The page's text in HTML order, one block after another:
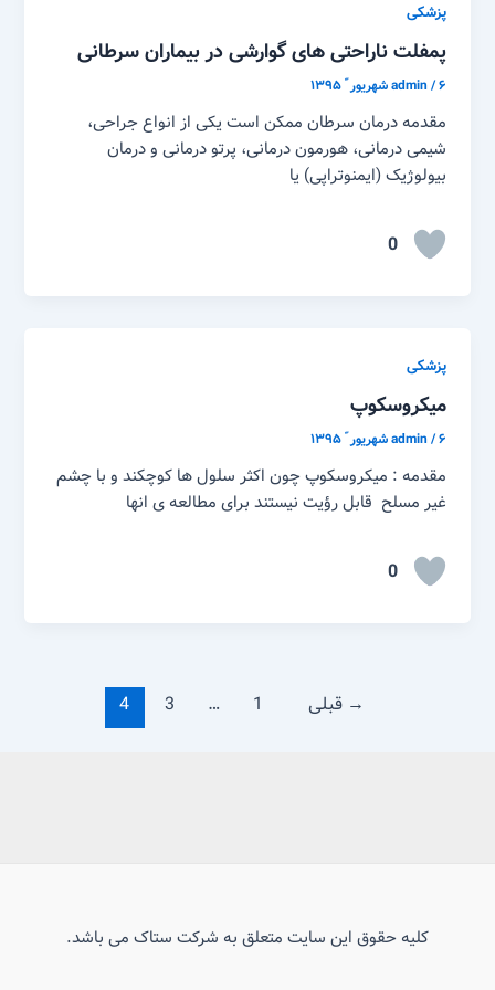
پزشکی
پمفلت ناراحتی های گوارشی در بیماران سرطانی
admin/۶ شهریور ّ ۱۳۹۵
مقدمه درمان سرطان ممکن است یکی از انواع جراحی،
شیمی درمانی، هورمون درمانی، پرتو درمانی و درمان
بیولوژیک (ایمنوتراپی) یا
0
پزشکی
میکروسکوپ
admin/۶ شهریور ّ ۱۳۹۵
مقدمه : میکروسکوپ چون اکثر سلول ها کوچکند و با چشم
غیر مسلح قابل رؤیت نیستند برای مطالعه ی انها
0
→ قبلی 1
…
3
4
کلیه حقوق این سایت متعلق به شرکت ستاک می باشد.